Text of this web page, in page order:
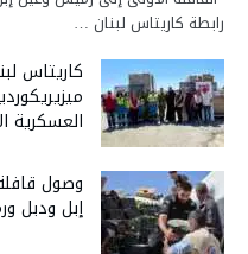
رابطة كاريتاس لبنان …
كاريتاس
العسكرية
إبل ودبل